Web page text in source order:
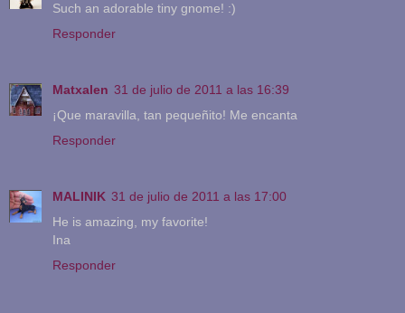
Such an adorable tiny gnome! :)
Responder
Matxalen 31 de julio de 2011 a las 16:39
¡Que maravilla, tan pequeñito! Me encanta
Responder
MALINIK 31 de julio de 2011 a las 17:00
He is amazing, my favorite!
Ina
Responder